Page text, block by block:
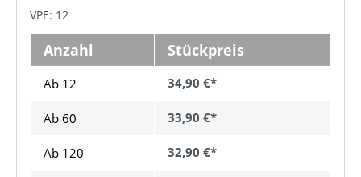
VPE: 12
Anzahl Stückpreis
Ab 12 34,90 €*
Ab 60 33,90 €*
Ab 120 32,90 €*